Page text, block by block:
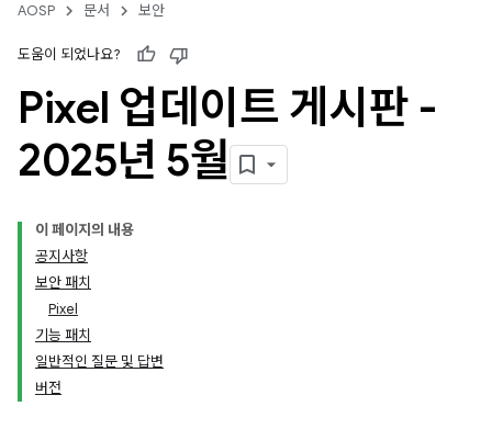
AOSP 문서 보안
도움이 되었나요?
Pixel 업데이트 게시판 -
2025년 5월
이 페이지의 내용
공지사항
보안 패치
Pixel
기능 패치
일반적인 질문 및 답변
버전